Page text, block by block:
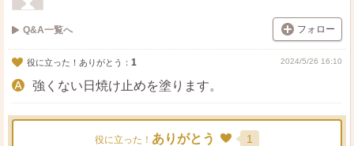
Q&A一覧へ フォロー
役に立った！ありがとう： 1 2024/5/26 16:10
強くない日焼け止めを塗ります。
役に立った！ ありがとう 1